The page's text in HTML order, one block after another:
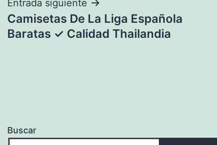
Entrada siguiente
Camisetas De La Liga Española
Baratas ✓ Calidad Thailandia
Buscar